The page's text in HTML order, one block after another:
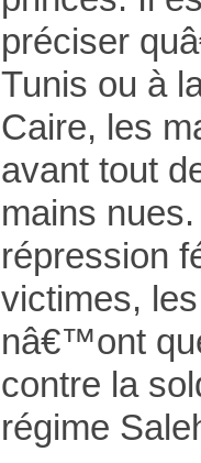
préciser
Tunis ou à
Caire, les
avant tout
mains
répression
victimes,
nâ€™ont
contre la
régime